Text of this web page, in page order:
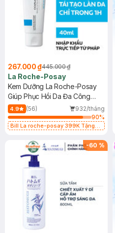
267.000 ₫445.000 ₫
La Roche-Posay
Kem Dưỡng La Roche-Posay
Giúp Phục Hồi Da Đa Công
Dụng 40ml
4.9 (56)
932/tháng
90%
Bill La roche-posay 399K Tặng
(SL có hạn)
-60 %